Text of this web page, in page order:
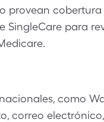
provean
SingleCare para
como
correo